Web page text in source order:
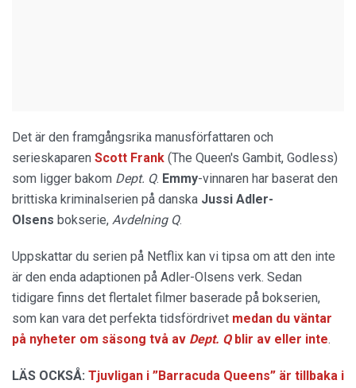
Det är den framgångsrika manusförfattaren och
serieskaparen Scott Frank (The Queen's Gambit, Godless)
som ligger bakom Dept. Q. Emmy-vinnaren har baserat den
brittiska kriminalserien på danska Jussi Adler-
Olsens bokserie, Avdelning Q.
Uppskattar du serien på Netflix kan vi tipsa om att den inte
är den enda adaptionen på Adler-Olsens verk. Sedan
tidigare finns det flertalet filmer baserade på bokserien,
som kan vara det perfekta tidsfördrivet medan du väntar
på nyheter om säsong två av Dept. Qblir av eller inte.
LÄS OCKSÅ: Tjuvligan i ”Barracuda Queens” är tillbaka i